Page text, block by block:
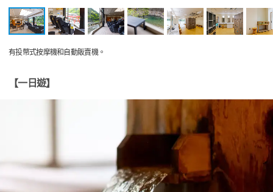
有投幣式按摩機和自動販賣機。
【一日遊】